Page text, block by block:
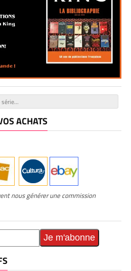
ACHATS
nous générer une commission